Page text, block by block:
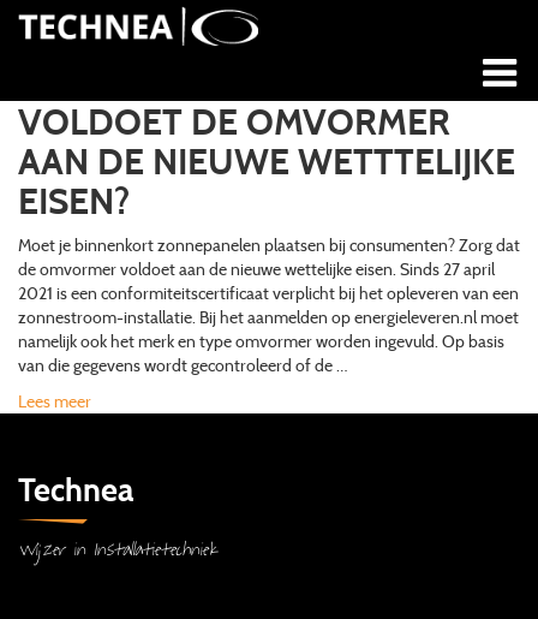
VOLDOET DE OMVORMER
AAN DE NIEUWE WETTTELIJKE
EISEN?
Moet je binnenkort zonnepanelen plaatsen bij consumenten? Zorg dat
de omvormer voldoet aan de nieuwe wettelijke eisen. Sinds 27 april
2021 is een conformiteitscertificaat verplicht bij het opleveren van een
zonnestroom-installatie. Bij het aanmelden op energieleveren.nl moet
namelijk ook het merk en type omvormer worden ingevuld. Op basis
van die gegevens wordt gecontroleerd of de …
Lees meer
Technea
Wijzer in Installatietechniek